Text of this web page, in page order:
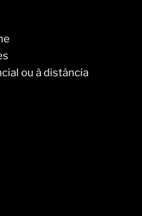
ou à distância